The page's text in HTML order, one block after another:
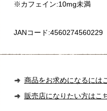
※カフェイン:10mg未満
JANコード:4560274560229
商品をお求めになるには
販売店になりたい方はこ